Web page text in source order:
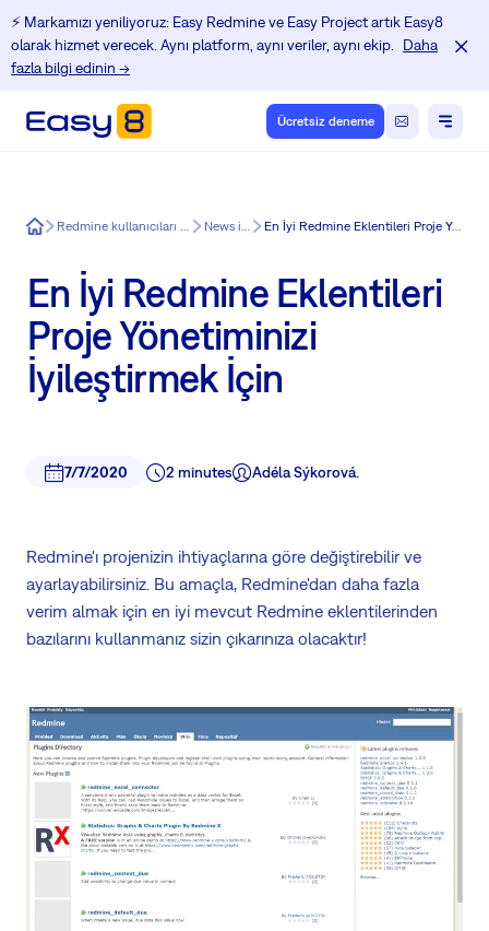
⚡️ Markamızı yeniliyoruz: Easy Redmine ve Easy Project artık Easy8
olarak hizmet verecek. Aynı platform, aynı veriler, aynı ekip.
Daha
fazla bilgi edinin →
Ücretsiz deneme
Easy8 Redmine kullanıcıları için Eğitim Merkezi News in Easy8 En İyi Redmine Eklentileri Proje Yönetiminizi İyileştirmek İçin
En İyi Redmine Eklentileri
Proje Yönetiminizi
İyileştirmek İçin
7/7/2020 2 minutes Adéla Sýkorová.
Redmine'ı projenizin ihtiyaçlarına göre değiştirebilir ve
ayarlayabilirsiniz. Bu amaçla, Redmine'dan daha fazla
verim almak için en iyi mevcut Redmine eklentilerinden
bazılarını kullanmanız sizin çıkarınıza olacaktır!